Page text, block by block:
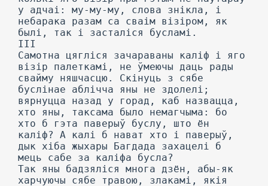
у адчаі: му-му-му, слова знікла, і
небарака разам са сваім візіром, як
былі, так і засталіся бусламі.
III
Самотна цягліся зачараваны каліф і яго
візір палеткамі, не ўмеючы даць рады
свайму няшчасцю. Скінуць з сябе
буслінае аблічча яны не здолелі;
вярнуцца назад у горад, каб назвацца,
хто яны, таксама было немагчыма: бо
хто б гэта паверыў буслу, што ён
каліф? А калі б нават хто і паверыў,
дык хіба жыхары Багдада захацелі б
мець сабе за каліфа бусла?
Так яны бадзяліся многа дзён, абы-як
харчуючы сябе травою, злакамі, якія